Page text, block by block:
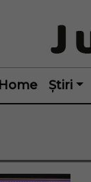
Home Știri